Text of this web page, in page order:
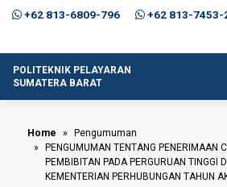
+62 813-6809-796 +62 813-7453-
POLITEKNIK PELAYARAN
SUMATERA BARAT
Home
Pengumuman
PENGUMUMAN TENTANG PENERIMAAN
PEMBIBITAN PADA PERGURUAN TINGGI
KEMENTERIAN PERHUBUNGAN TAHUN